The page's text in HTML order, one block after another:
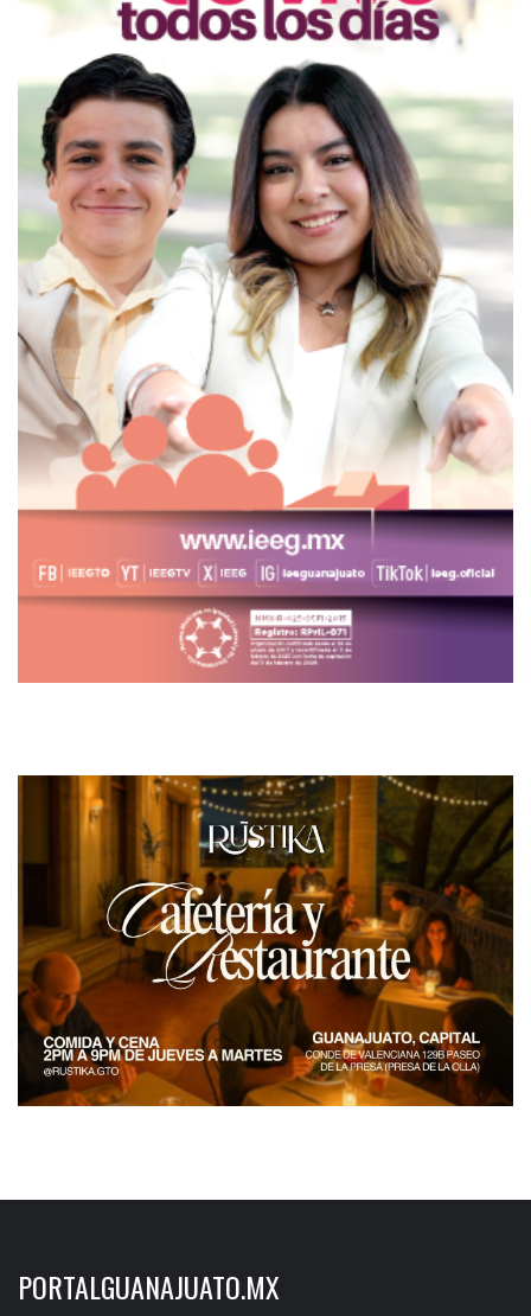
PORTALGUANAJUATO.MX